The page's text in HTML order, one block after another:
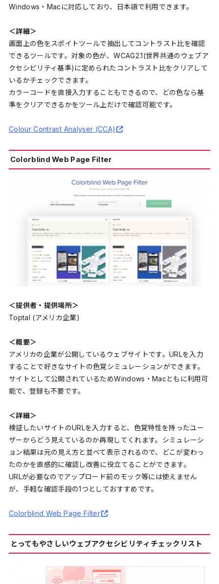
Windows・Macに対応しており、日本語で利用できます。
＜詳細＞
画面上の色をスポイトツールで抽出してコントラスト比を確認
できるツールです。対象の色が、WCAG2.1(世界共通のウェブア
クセシビリティ基準)に定められたコントラスト比をクリアして
いるかチェックできます。
カラーコードを直接入力することもできるので、どの色なら基
準をクリアできるかをツール上だけで確認可能です。
Colour Contrast Analyser (CCA)
Colorblind Web Page Filter
＜提供者・提供場所＞
Toptal (アメリカ企業)
＜概要＞
アメリカの企業が公開しているウェブサイトです。URLを入力
することで好きなサイトの色覚シミュレーションができます。
サイトとして公開されているためWindows・Macともに利用可
能で、登録も不要です。
＜詳細＞
検証したいサイトのURLを入力すると、色覚特性を持ったユー
ザーからどう見えているのか再現してくれます。シミュレーシ
ョン結果は元の見え方と並べて表示されるので、どこが変わっ
たのかを直感的に確認し改善に役立てることができます。
URLが必要なのでアップロード前のモック等には使えません
が、手軽な確認手段の1つとしておすすめです。
Colorblind Web Page Filter
とってもやさしいウェブアクセシビリティチェックリスト